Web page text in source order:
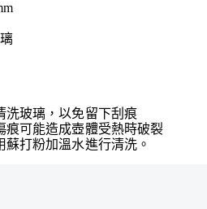
洗玻璃，以免留下刮痕
痕可能造成壺體受熱時破裂
打粉加溫水進行清洗。